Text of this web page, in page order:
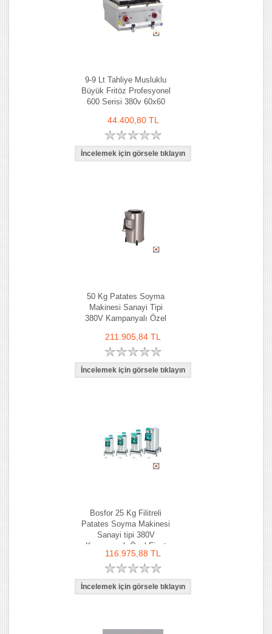
9-9 Lt Tahliye Musluklu
Büyük Fritöz Profesyonel
600 Serisi 380v 60x60
44.400,80 TL
50 Kg Patates Soyma
Makinesi Sanayi Tipi
380V Kampanyalı Özel
211.905,84 TL
Bosfor 25 Kg Filitreli
Patates Soyma Makinesi
Sanayi tipi 380V
Kampanyalı Özel Fiyat
116.975,88 TL